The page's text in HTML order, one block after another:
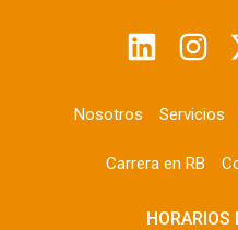
Nosotros Servicios
Carrera en RB
HORARIOS